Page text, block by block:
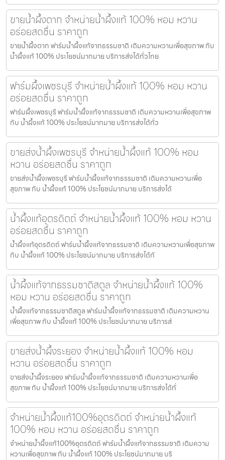
ขายน้ำผึ้งตาก จำหน่ายน้ำผึ้งแท้ 100% หอม หวาน
อร่อยสดชื่น ราคาถูก
ขายน้ำผึ้งตาก ฟาร์มน้ำผึ้งแท้จากธรรมชาติ เติมความหวานเพื่อสุขภาพ กับ
น้ำผึ้งแท้ 100% ประโยชน์มากมาย บริการส่งได้ทั่วไทย
ฟาร์มผึ้งเพชรบุรี จำหน่ายน้ำผึ้งแท้ 100% หอม หวาน
อร่อยสดชื่น ราคาถูก
ฟาร์มผึ้งเพชรบุรี ฟาร์มน้ำผึ้งแท้จากธรรมชาติ เติมความหวานเพื่อสุขภาพ
กับ น้ำผึ้งแท้ 100% ประโยชน์มากมาย บริการส่งได้ทั่ว
ขายส่งน้ำผึ้งเพชรบุรี จำหน่ายน้ำผึ้งแท้ 100% หอม
หวาน อร่อยสดชื่น ราคาถูก
ขายส่งน้ำผึ้งเพชรบุรี ฟาร์มน้ำผึ้งแท้จากธรรมชาติ เติมความหวานเพื่อ
สุขภาพ กับ น้ำผึ้งแท้ 100% ประโยชน์มากมาย บริการส่งได้
น้ำผึ้งแท้อุตรดิตถ์ จำหน่ายน้ำผึ้งแท้ 100% หอม หวาน
อร่อยสดชื่น ราคาถูก
น้ำผึ้งแท้อุตรดิตถ์ ฟาร์มน้ำผึ้งแท้จากธรรมชาติ เติมความหวานเพื่อสุขภาพ
กับ น้ำผึ้งแท้ 100% ประโยชน์มากมาย บริการส่งได้ทั
น้ำผึ้งแท้จากธรรมชาติสตูล จำหน่ายน้ำผึ้งแท้ 100%
หอม หวาน อร่อยสดชื่น ราคาถูก
น้ำผึ้งแท้จากธรรมชาติสตูล ฟาร์มน้ำผึ้งแท้จากธรรมชาติ เติมความหวาน
เพื่อสุขภาพ กับ น้ำผึ้งแท้ 100% ประโยชน์มากมาย บริการส่
ขายส่งน้ำผึ้งระยอง จำหน่ายน้ำผึ้งแท้ 100% หอม
หวาน อร่อยสดชื่น ราคาถูก
ขายส่งน้ำผึ้งระยอง ฟาร์มน้ำผึ้งแท้จากธรรมชาติ เติมความหวานเพื่อ
สุขภาพ กับ น้ำผึ้งแท้ 100% ประโยชน์มากมาย บริการส่งได้ทั่
จำหน่ายน้ำผึ้งแท้100%อุตรดิตถ์ จำหน่ายน้ำผึ้งแท้
100% หอม หวาน อร่อยสดชื่น ราคาถูก
จำหน่ายน้ำผึ้งแท้100%อุตรดิตถ์ ฟาร์มน้ำผึ้งแท้จากธรรมชาติ เติมความ
หวานเพื่อสุขภาพ กับ น้ำผึ้งแท้ 100% ประโยชน์มากมาย บริ